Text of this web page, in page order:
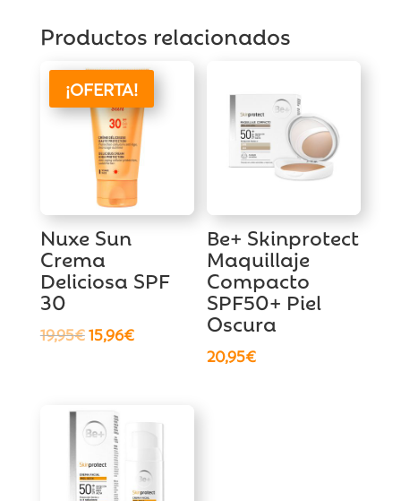
Productos relacionados
¡OFERTA!
Nuxe Sun
Crema
Deliciosa SPF
30
19,95€El
19,95€.
15,96€El
15,96€.
Be+ Skinprotect
Maquillaje
Compacto
SPF50+ Piel
Oscura
20,95€